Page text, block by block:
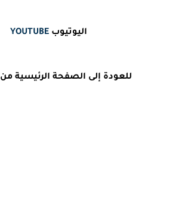
اليوتيوبYOUTUBE
للعودة إلى الصفحة الرئيسية من